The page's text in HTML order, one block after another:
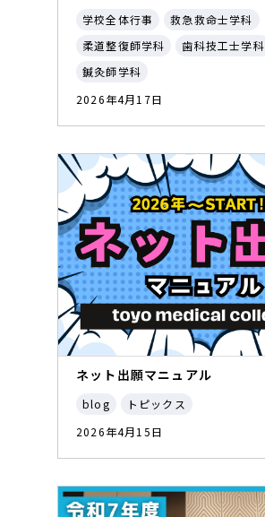
学校全体行事
救急救命士学科
柔道整復師学科
歯科技工士学科
鍼灸師学科
2026年4月17日
ネット出願マニュアル
blog
トピックス
2026年4月15日